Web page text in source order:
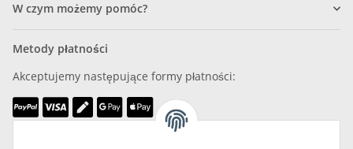
W czym możemy pomóc?
Metody płatności
Akceptujemy następujące formy płatności: